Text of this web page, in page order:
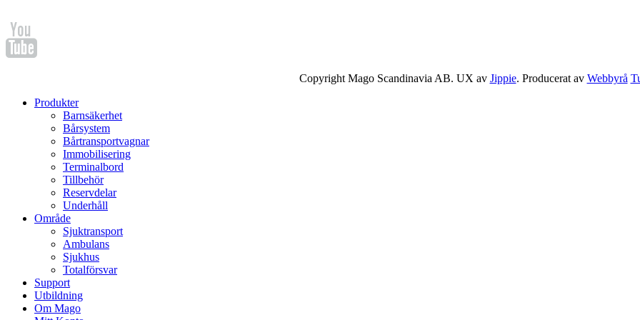
Copyright Mago Scandinavia AB. UX av Jippie. Producerat av Webbyrå
Produkter
Barnsäkerhet
Bårsystem
Bårtransportvagnar
Immobilisering
Terminalbord
Tillbehör
Reservdelar
Underhåll
Område
Sjuktransport
Ambulans
Sjukhus
Totalförsvar
Support
Utbildning
Om Mago